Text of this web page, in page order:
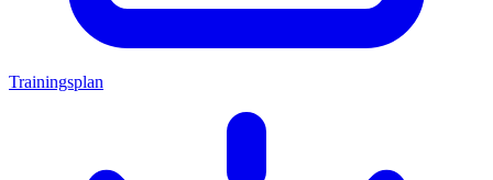
Trainingsplan